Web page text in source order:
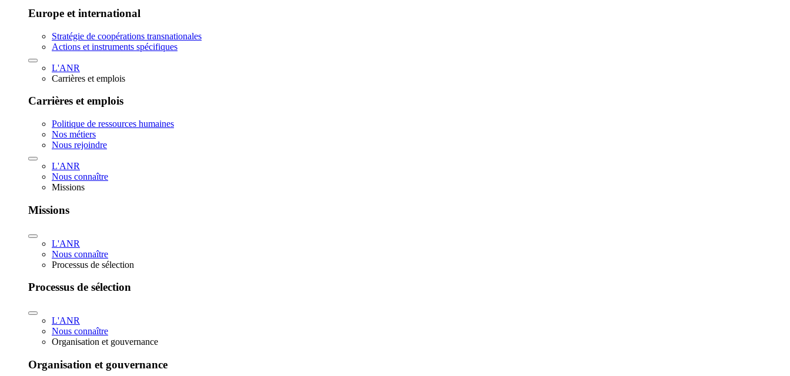
Europe et international
Stratégie de coopérations transnationales
Actions et instruments spécifiques
L'ANR
Carrières et emplois
Carrières et emplois
Politique de ressources humaines
Nos métiers
Nous rejoindre
L'ANR
Nous connaître
Missions
Missions
L'ANR
Nous connaître
Processus de sélection
Processus de sélection
L'ANR
Nous connaître
Organisation et gouvernance
Organisation et gouvernance